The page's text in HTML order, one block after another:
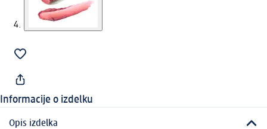
Informacije o izdelku
Opis izdelka